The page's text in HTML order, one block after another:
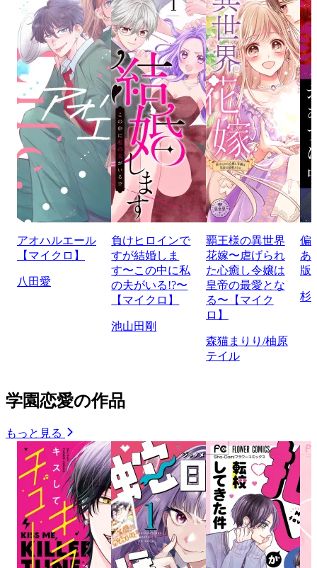
アオハルエール
【マイクロ】
八田愛
負けヒロインで
すが結婚しま
す〜この中に私
の夫がいる!?〜
【マイクロ】
池山田剛
覇王様の異世界
花嫁〜虐げられ
た心癒し令嬢は
皇帝の最愛とな
る〜【マイク
ロ】
森猫まりり/柚原
テイル
偏
あ
版
杉
学園恋愛の作品
もっと見る